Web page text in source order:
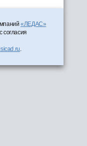
«ЛЕДАС»
согласия